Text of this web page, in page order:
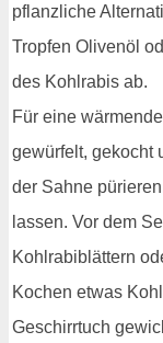
pflanzliche
Tropfen Olivenöl
des Kohlrabis ab.
Für eine
gewürfelt, gekocht
der Sahne
lassen. Vor dem
Kohlrabiblättern
Kochen etwas
Geschirrtuch